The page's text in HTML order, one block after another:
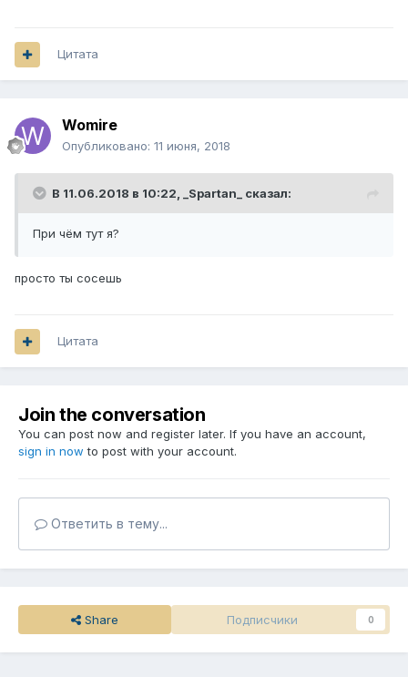
Цитата
Womire
Опубликовано: 11 июня, 2018
В 11.06.2018 в 10:22, _Spartan_ сказал:
При чём тут я?
просто ты сосешь
Цитата
Join the conversation
You can post now and register later. If you have an account,
sign in now to post with your account.
Ответить в тему...
Share Подписчики 0